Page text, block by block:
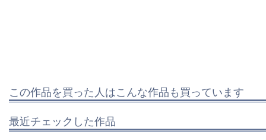
この作品を買った人はこんな作品も買っています
最近チェックした作品